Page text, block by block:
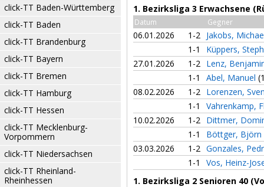
click-TT Baden-Württemberg
click-TT Baden
click-TT Brandenburg
click-TT Bayern
click-TT Bremen
click-TT Hamburg
click-TT Hessen
click-TT Mecklenburg-
Vorpommern
click-TT Niedersachsen
click-TT Rheinland-
Rheinhessen
1. Bezirksliga 3 Erwachsene
Datum Gegner
06.01.2026 1-2 Jakobs,
1-1
Küppers,
27.01.2026
1-2 Lenz,
1-1
Abel, Manuel
08.02.2026
1-2 Lorenzen,
1-1
Vahrenkamp,
10.02.2026
1-2 Dittmer,
1-1
Böttger, Björn
03.03.2026
1-2 Gonzales,
1-1
Vos, Heinz-
1. Bezirksliga 2 Senioren 40